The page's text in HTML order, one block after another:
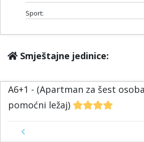
Sport:
Smještajne jedinice:
A6+1 - (Apartman za šest
pomoćni ležaj)
Previous